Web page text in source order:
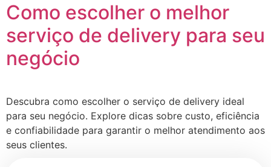
Como escolher o melhor
serviço de delivery para seu
negócio
Descubra como escolher o serviço de delivery ideal
para seu negócio. Explore dicas sobre custo, eficiência
e confiabilidade para garantir o melhor atendimento aos
seus clientes.